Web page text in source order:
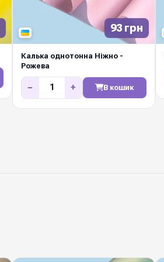
93 грн
Калька однотонна Ніжно -
Рожева
− + В кошик